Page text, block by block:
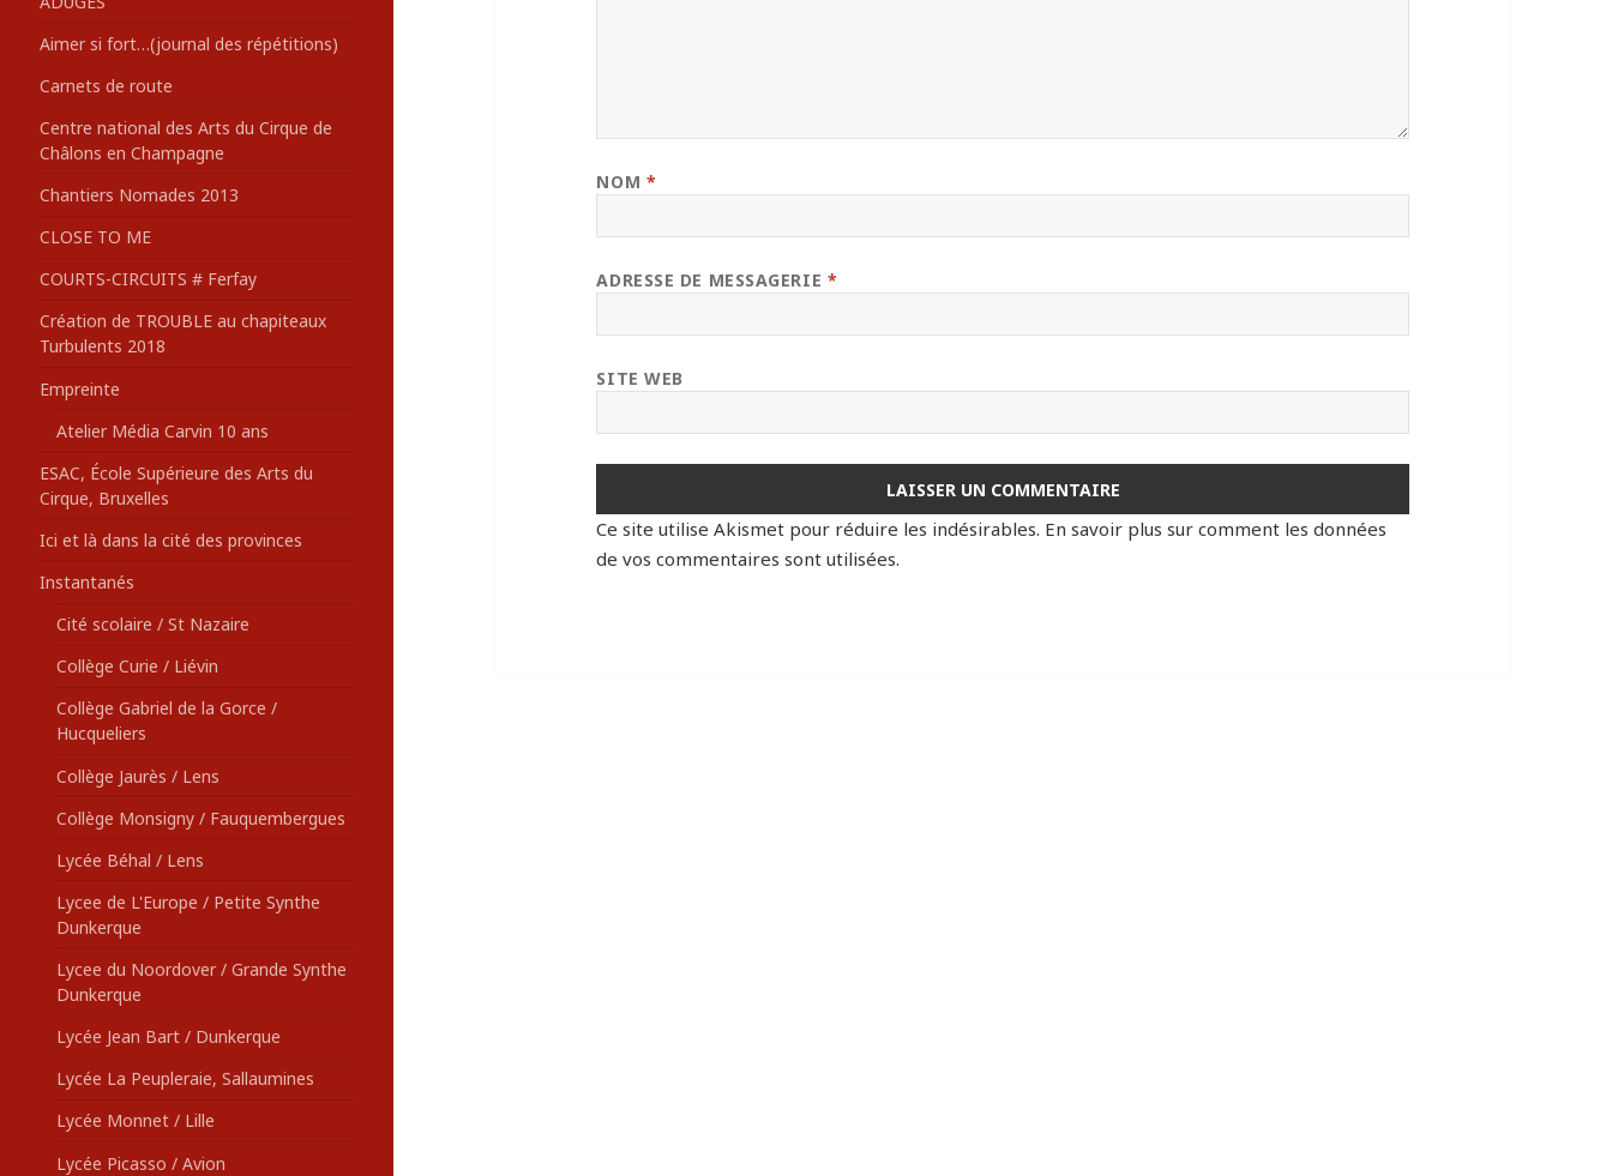
:Aimer si fort…(journal des répétitions)
Carnets de route
Centre national des Arts du Cirque de
Châlons en Champagne
Chantiers Nomades 2013
CLOSE TO ME
COURTS-CIRCUITS # Ferfay
Création de TROUBLE au chapiteaux
Turbulents 2018
Empreinte
Atelier Média Carvin 10 ans
ESAC, École Supérieure des Arts du
Cirque, Bruxelles
Ici et là dans la cité des provinces
Instantanés
Cité scolaire / St Nazaire
Collège Curie / Liévin
Collège Gabriel de la Gorce /
Hucqueliers
Collège Jaurès / Lens
Collège Monsigny / Fauquembergues
Lycée Béhal / Lens
Lycee de L'Europe / Petite Synthe
Dunkerque
Lycee du Noordover / Grande Synthe
Dunkerque
Lycée Jean Bart / Dunkerque
Lycée La Peupleraie, Sallaumines
Lycée Monnet / Lille
Lycée Picasso / Avion
NOM *
ADRESSE DE MESSAGERIE *
SITE WEB
Ce site utilise Akismet pour réduire les indésirables. En savoir plus sur comment les données
de vos commentaires sont utilisées.